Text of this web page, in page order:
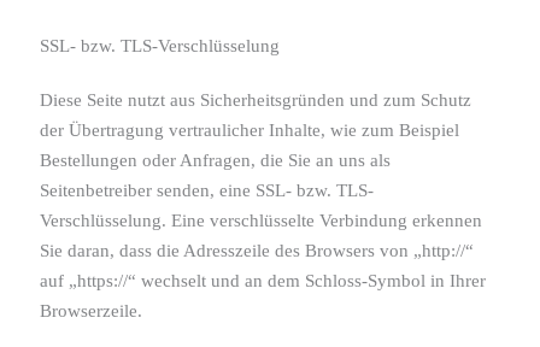
SSL- bzw. TLS-Verschlüsselung
Diese Seite nutzt aus Sicherheitsgründen und zum Schutz
der Übertragung vertraulicher Inhalte, wie zum Beispiel
Bestellungen oder Anfragen, die Sie an uns als
Seitenbetreiber senden, eine SSL- bzw. TLS-
Verschlüsselung. Eine verschlüsselte Verbindung erkennen
Sie daran, dass die Adresszeile des Browsers von „http://“
auf „https://“ wechselt und an dem Schloss-Symbol in Ihrer
Browserzeile.